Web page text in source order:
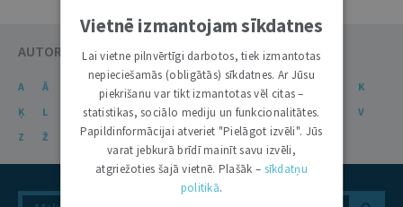
AUTORU KATALOGS
A Ā Č Ē G Ģ
K
Ķ
L M N Ņ O P R S Š T U
V
Z
Ž
Vietnē izmantojam sīkdatnes
Lai vietne pilnvērtīgi darbotos, tiek izmantotas
nepieciešamās (obligātās) sīkdatnes. Ar Jūsu
piekrišanu var tikt izmantotas vēl citas –
statistikas, sociālo mediju un funkcionalitātes.
Papildinformācijai atveriet "Pielāgot izvēli". Jūs
varat jebkurā brīdī mainīt savu izvēli,
atgriežoties šajā vietnē. Plašāk – sīkdatņu
politikā.